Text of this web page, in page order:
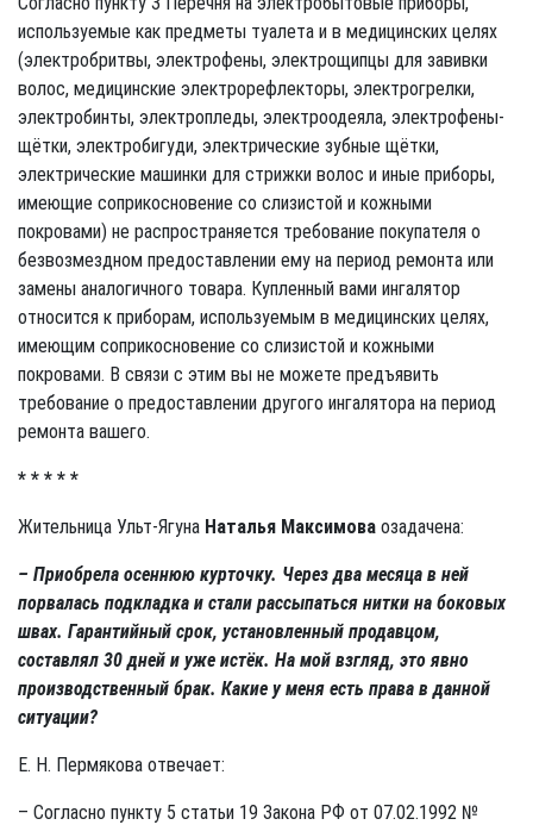
используемые как предметы туалета и в медицинских целях
(электробритвы, электрофены, электрощипцы для завивки
волос, медицинские электрорефлекторы, электрогрелки,
электробинты, электропледы, электроодеяла, электрофены-
щётки, электробигуди, электрические зубные щётки,
электрические машинки для стрижки волос и иные приборы,
имеющие соприкосновение со слизистой и кожными
покровами) не распространяется требование покупателя о
безвозмездном предоставлении ему на период ремонта или
замены аналогичного товара. Купленный вами ингалятор
относится к приборам, используемым в медицинских целях,
имеющим соприкосновение со слизистой и кожными
покровами. В связи с этим вы не можете предъявить
требование о предоставлении другого ингалятора на период
ремонта вашего.
* * * * *
Жительница Ульт-Ягуна Наталья Максимова озадачена:
– Приобрела осеннюю курточку. Через два месяца в ней
порвалась подкладка и стали рассыпаться нитки на боковых
швах. Гарантийный срок, установленный продавцом,
составлял 30 дней и уже истёк. На мой взгляд, это явно
производственный брак. Какие у меня есть права в данной
ситуации?
Е. Н. Пермякова отвечает:
– Согласно пункту 5 статьи 19 Закона РФ от 07.02.1992 №